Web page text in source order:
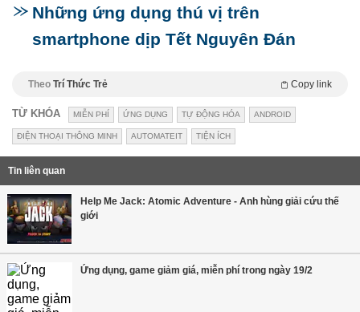
Những ứng dụng thú vị trên
smartphone dịp Tết Nguyên Đán
Theo Trí Thức Trẻ Copy link
TỪ KHÓA MIỄN PHÍ ỨNG DỤNG TỰ ĐỘNG HÓA ANDROID
ĐIỆN THOẠI THÔNG MINH AUTOMATEIT TIỆN ÍCH
Tin liên quan
Help Me Jack: Atomic Adventure - Anh hùng giải cứu thế
giới
Ứng dụng, game giảm giá, miễn phí trong ngày 19/2